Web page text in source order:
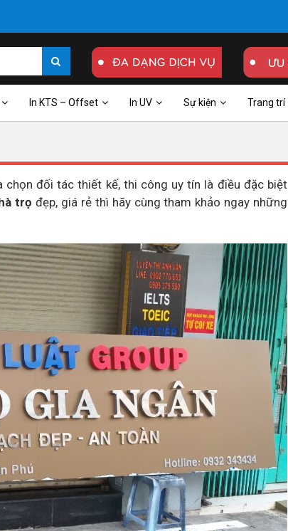
In KTS – Offset In UV Sự kiện Trang trí
đối tác thiết kế, thi công uy tín là điều đặc biệt
trọđẹp, giá rẻ thì hãy cùng tham khảo ngay những